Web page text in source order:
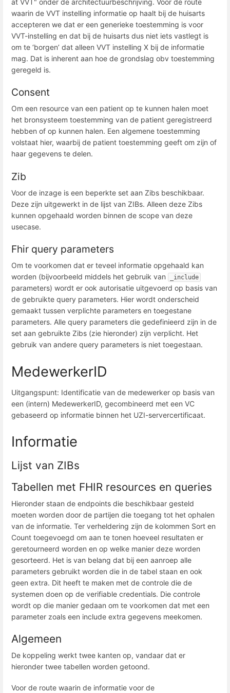
waarin de VVT instelling informatie op haalt bij de huisarts
accepteren we dat er een generieke toestemming is voor
VVT-instelling en dat bij de huisarts dus niet iets vastlegt is
om te ‘borgen’ dat alleen VVT instelling X bij de informatie
mag. Dat is inherent aan hoe de grondslag obv toestemming
geregeld is.
Consent
Om een resource van een patient op te kunnen halen moet
het bronsysteem toestemming van de patient geregistreerd
hebben of op kunnen halen. Een algemene toestemming
volstaat hier, waarbij de patient toestemming geeft om zijn of
haar gegevens te delen.
Zib
Voor de inzage is een beperkte set aan Zibs beschikbaar.
Deze zijn uitgewerkt in de lijst van ZIBs. Alleen deze Zibs
kunnen opgehaald worden binnen de scope van deze
usecase.
Fhir query parameters
Om te voorkomen dat er teveel informatie opgehaald kan
worden (bijvoorbeeld middels het gebruik van
_include
parameters) wordt er ook autorisatie uitgevoerd op basis van
de gebruikte query parameters. Hier wordt onderscheid
gemaakt tussen verplichte parameters en toegestane
parameters. Alle query parameters die gedefinieerd zijn in de
set aan gebruikte Zibs (zie hieronder) zijn verplicht. Het
gebruik van andere query parameters is niet toegestaan.
MedewerkerID
Uitgangspunt: Identificatie van de medewerker op basis van
een (intern) MedewerkerID, gecombineerd met een VC
gebaseerd op informatie binnen het UZI-servercertificaat.
Informatie
Lijst van ZIBs
Tabellen met FHIR resources en queries
Hieronder staan de endpoints die beschikbaar gesteld
moeten worden door de partijen die toegang tot het ophalen
van de informatie. Ter verheldering zijn de kolommen Sort en
Count toegevoegd om aan te tonen hoeveel resultaten er
geretourneerd worden en op welke manier deze worden
gesorteerd. Het is van belang dat bij een aanroep alle
parameters gebruikt worden die in de tabel staan en ook
geen extra. Dit heeft te maken met de controle die de
systemen doen op de verifiable credentials. Die controle
wordt op die manier gedaan om te voorkomen dat met een
parameter zoals een include extra gegevens meekomen.
Algemeen
De koppeling werkt twee kanten op, vandaar dat er
hieronder twee tabellen worden getoond.
Voor de route waarin de informatie voor de